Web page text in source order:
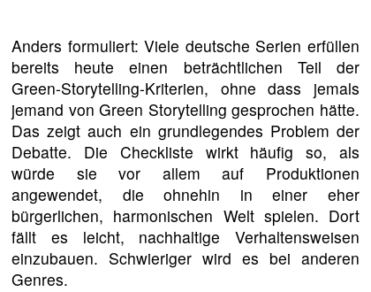
Anders formuliert: Viele deutsche Serien erfüllen
bereits heute einen beträchtlichen Teil der
Green-Storytelling-Kriterien, ohne dass jemals
jemand von Green Storytelling gesprochen hätte.
Das zeigt auch ein grundlegendes Problem der
Debatte. Die Checkliste wirkt häufig so, als
würde sie vor allem auf Produktionen
angewendet, die ohnehin in einer eher
bürgerlichen, harmonischen Welt spielen. Dort
fällt es leicht, nachhaltige Verhaltensweisen
einzubauen. Schwieriger wird es bei anderen
Genres.